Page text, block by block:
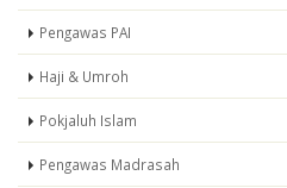
Pengawas PAI
Haji & Umroh
Pokjaluh Islam
Pengawas Madrasah